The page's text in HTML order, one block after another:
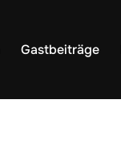
Gastbeiträge